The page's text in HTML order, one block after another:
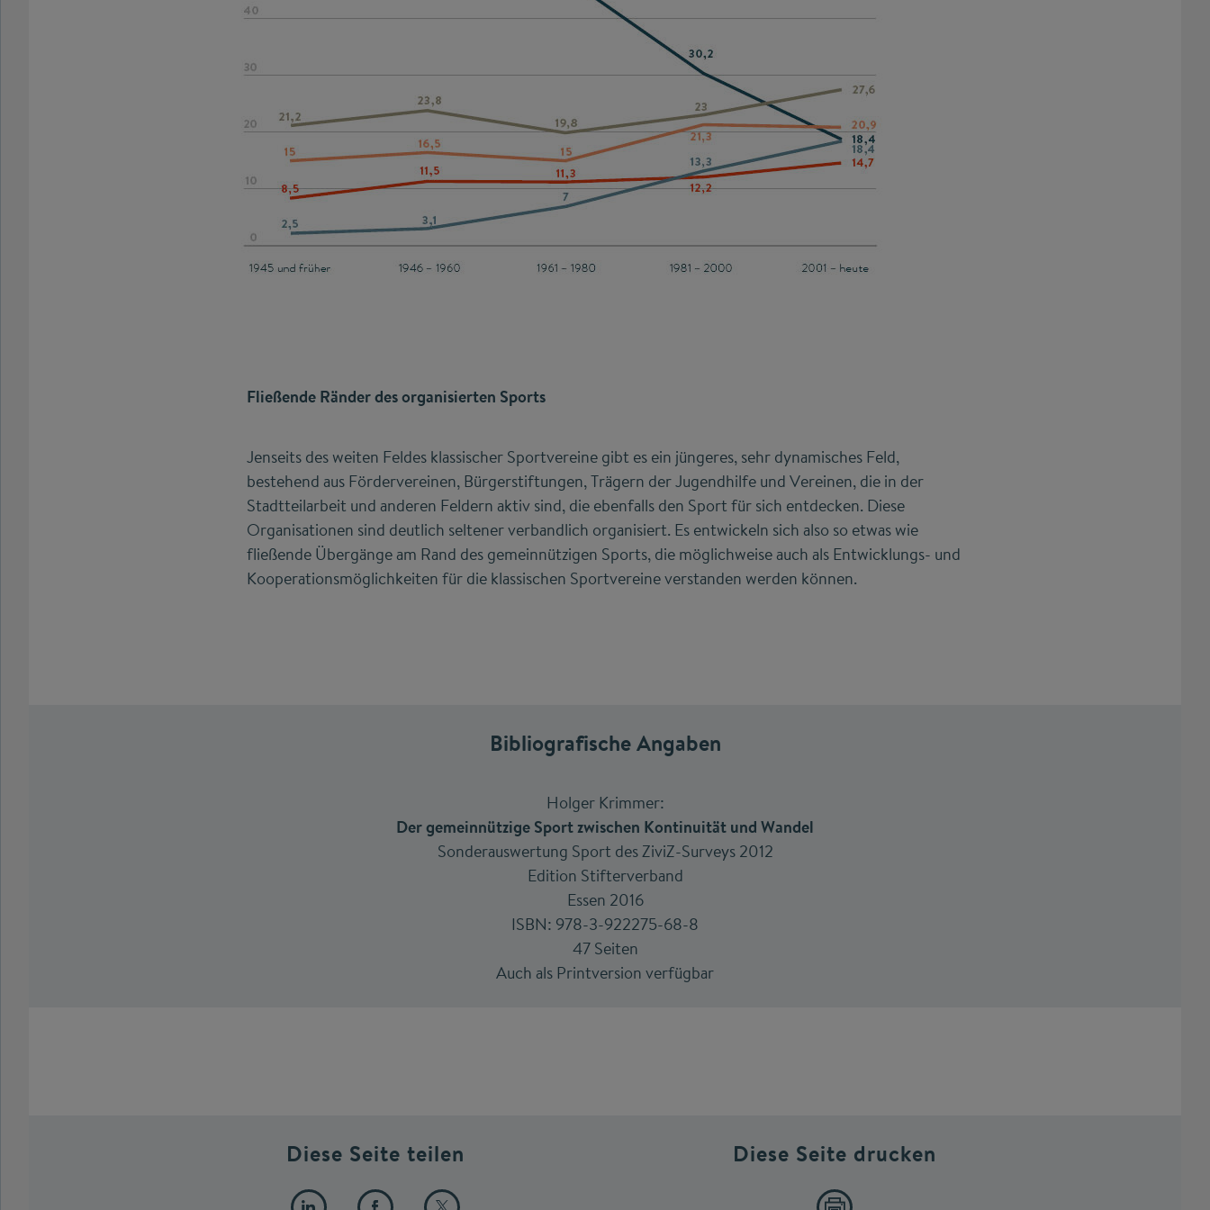
Fließende Ränder des organisierten Sports
Jenseits des weiten Feldes klassischer Sportvereine gibt es ein jüngeres, sehr dynamisches Feld,
bestehend aus Fördervereinen, Bürgerstiftungen, Trägern der Jugendhilfe und Vereinen, die in der
Stadtteilarbeit und anderen Feldern aktiv sind, die ebenfalls den Sport für sich entdecken. Diese
Organisationen sind deutlich seltener verbandlich organisiert. Es entwickeln sich also so etwas wie
fließende Übergänge am Rand des gemeinnützigen Sports, die möglichweise auch als Entwicklungs- und
Kooperationsmöglichkeiten für die klassischen Sportvereine verstanden werden können.
Bibliografische Angaben
Holger Krimmer:
Der gemeinnützige Sport zwischen Kontinuität und Wandel
Sonderauswertung Sport des ZiviZ-Surveys 2012
Edition Stifterverband
Essen 2016
ISBN: 978-3-922275-68-8
47 Seiten
Auch als Printversion verfügbar
Diese Seite teilen Diese Seite drucken